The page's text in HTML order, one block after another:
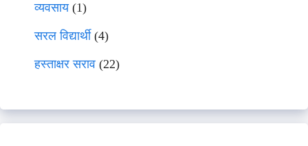
व्यवसाय(1)
सरल विद्यार्थी(4)
हस्ताक्षर सराव (22)